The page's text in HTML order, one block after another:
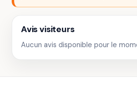
Avis visiteurs
Aucun avis disponible pour le